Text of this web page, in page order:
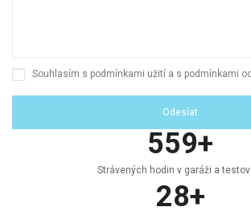
Souhlasím s podmínkami užití a s podmínkami
599+
Strávených hodin v garáži a
28+